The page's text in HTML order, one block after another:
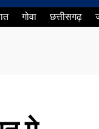
गोवा छत्तीसगढ़